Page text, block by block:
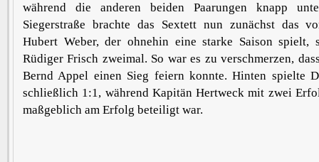
während die anderen beiden Paarungen knapp
Siegerstraße brachte das Sextett nun zunächst das
Hubert Weber, der ohnehin eine starke Saison spielt,
Rüdiger Frisch zweimal. So war es zu verschmerzen,
Bernd Appel einen Sieg feiern konnte. Hinten spielte
schließlich 1:1, während Kapitän Hertweck mit zwei
maßgeblich am Erfolg beteiligt war.